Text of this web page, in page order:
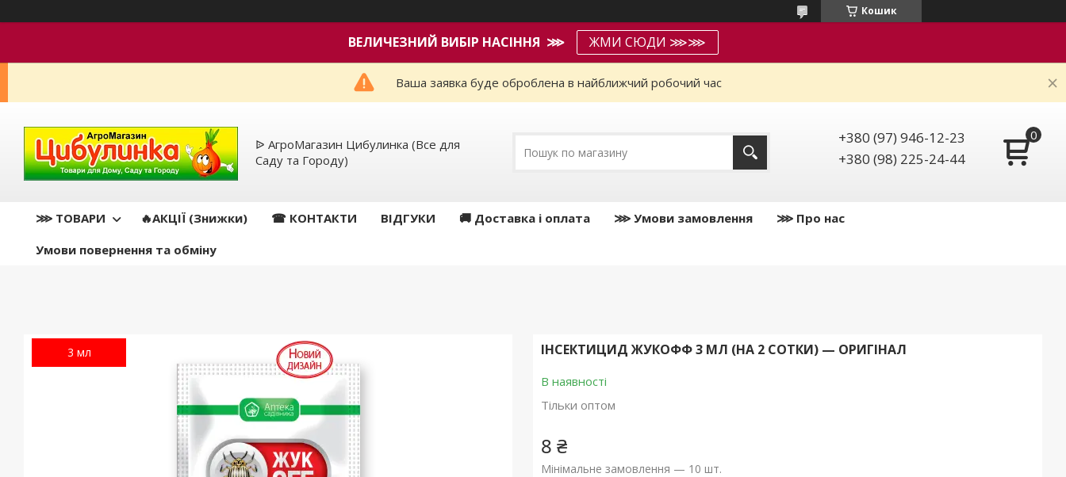
Кошик
ВЕЛИЧЕЗНИЙ ВИБІР НАСІННЯ ⋙ ЖМИ СЮДИ ⋙⋙
Ваша заявка буде оброблена в найближчий робочий час
ᐉ АгроМагазин Цибулинка (Все для
Саду та Городу)
+380 (97) 946-12-23
+380 (98) 225-24-44
⋙ ТОВАРИ 🔥АКЦІЇ (Знижки) ☎ КОНТАКТИ ВІДГУКИ 🚚 Доставка і оплата ⋙ Умови замовлення
⋙ Про нас
Умови повернення та обміну
3 мл ІНСЕКТИЦИД ЖУКОФФ 3 МЛ (НА 2 СОТКИ) — ОРИГІНАЛ
В наявності
Тільки оптом
8 ₴
Мінімальне замовлення — 10 шт.